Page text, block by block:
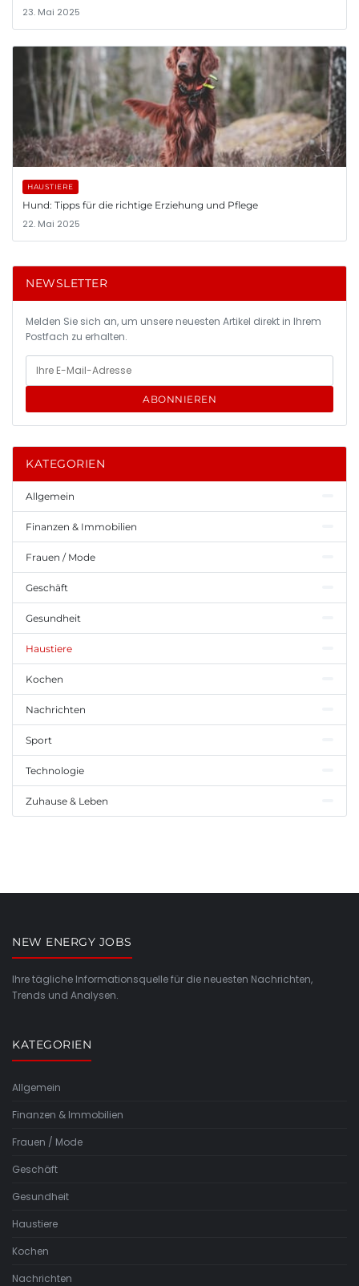
23. Mai 2025
HAUSTIERE
Hund: Tipps für die richtige Erziehung und Pflege
22. Mai 2025
NEWSLETTER
Melden Sie sich an, um unsere neuesten Artikel direkt in Ihrem
Postfach zu erhalten.
ABONNIEREN
KATEGORIEN
Allgemein
Finanzen & Immobilien
Frauen / Mode
Geschäft
Gesundheit
Haustiere
Kochen
Nachrichten
Sport
Technologie
Zuhause & Leben
NEW ENERGY JOBS
Ihre tägliche Informationsquelle für die neuesten Nachrichten,
Trends und Analysen.
KATEGORIEN
Allgemein
Finanzen & Immobilien
Frauen / Mode
Geschäft
Gesundheit
Haustiere
Kochen
Nachrichten